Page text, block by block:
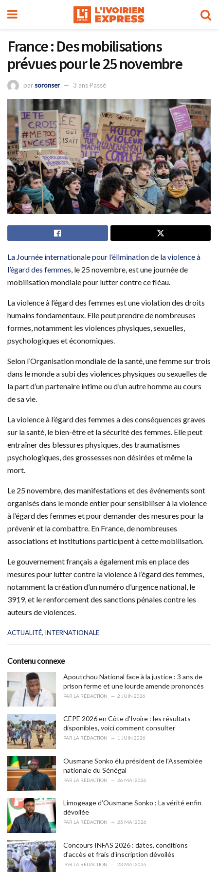
France : Des mobilisations
prévues pour le 25 novembre
par soronser 3 ans Passé
La Journée internationale pour l’élimination de la violence à
l’égard des femmes, le 25 novembre, est une journée de
mobilisation mondiale pour lutter contre ce fléau.
La violence à l’égard des femmes est une violation des droits
humains fondamentaux. Elle peut prendre de nombreuses
formes, notamment les violences physiques, sexuelles,
psychologiques et économiques.
Selon l’Organisation mondiale de la santé, une femme sur trois
dans le monde a subi des violences physiques ou sexuelles de
la part d’un partenaire intime ou d’un autre homme au cours
de sa vie.
La violence à l’égard des femmes a des conséquences graves
sur la santé, le bien-être et la sécurité des femmes. Elle peut
entraîner des blessures physiques, des traumatismes
psychologiques, des grossesses non désirées et même la
mort.
Le 25 novembre, des manifestations et des événements sont
organisés dans le monde entier pour sensibiliser à la violence
à l’égard des femmes et pour demander des mesures pour la
prévenir et la combattre. En France, de nombreuses
associations et institutions participent à cette mobilisation.
Le gouvernement français a également mis en place des
mesures pour lutter contre la violence à l’égard des femmes,
notamment la création d’un numéro d’urgence national, le
3919, et le renforcement des sanctions pénales contre les
auteurs de violences.
C
e
r
e
:
ACTUALITÉ, INTERNATIONALE
Contenu connexe
Apoutchou National face à la justice : 3 ans de
prison ferme et une lourde amende prononcés
PAR LA RÉDACTION 2 JUIN 2026
CEPE 2026 en Côte d’Ivoire : les résultats
disponibles, voici comment consulter
PAR LA RÉDACTION 1 JUIN 2026
Ousmane Sonko élu président de l’Assemblée
nationale du Sénégal
PAR LA RÉDACTION 26 MAI 2026
Limogeage d’Ousmane Sonko : La vérité enfin
dévoilée
PAR LA RÉDACTION 25 MAI 2026
Concours INFAS 2026 : dates, conditions
d’accès et frais d’inscription dévoilés
PAR LA RÉDACTION 23 MAI 2026